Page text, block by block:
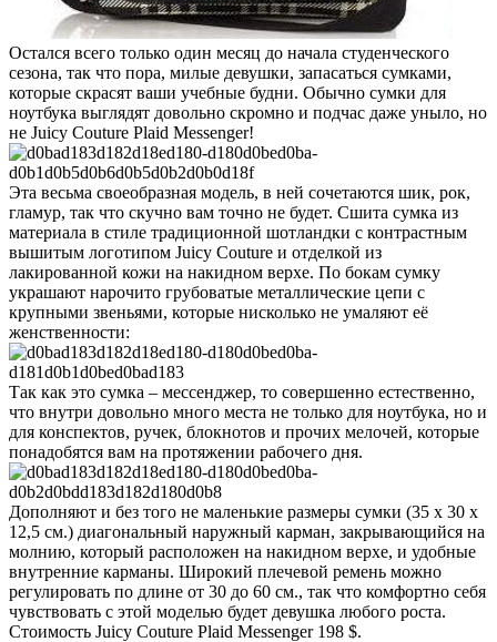
Остался всего только один месяц до начала студенческого
сезона, так что пора, милые девушки, запасаться сумками,
которые скрасят ваши учебные будни. Обычно сумки для
ноутбука выглядят довольно скромно и подчас даже уныло, но
не Juicy Couture Plaid Messenger!
Эта весьма своеобразная модель, в ней сочетаются шик, рок,
гламур, так что скучно вам точно не будет. Сшита сумка из
материала в стиле традиционной шотландки с контрастным
вышитым логотипом Juicy Couture и отделкой из
лакированной кожи на накидном верхе. По бокам сумку
украшают нарочито грубоватые металлические цепи с
крупными звеньями, которые нисколько не умаляют её
женственности:
Так как это сумка – мессенджер, то совершенно естественно,
что внутри довольно много места не только для ноутбука, но и
для конспектов, ручек, блокнотов и прочих мелочей, которые
понадобятся вам на протяжении рабочего дня.
Дополняют и без того не маленькие размеры сумки (35 х 30 х
12,5 см.) диагональный наружный карман, закрывающийся на
молнию, который расположен на накидном верхе, и удобные
внутренние карманы. Широкий плечевой ремень можно
регулировать по длине от 30 до 60 см., так что комфортно себя
чувствовать с этой моделью будет девушка любого роста.
Стоимость Juicy Couture Plaid Messenger 198 $.